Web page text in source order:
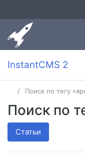
InstantCMS 2
Поиск по тегу
Поиск по
Статьи